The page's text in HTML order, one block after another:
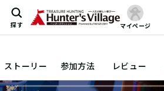
探す マイページ
ストーリー 参加方法 レビュー